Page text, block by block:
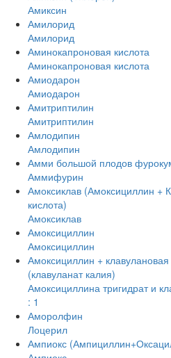
Амиксин
Амилорид
Амилорид
Аминокапроновая кислота
Аминокапроновая кислота
Амиодарон
Амиодарон
Амитриптилин
Амитриптилин
Амлодипин
Амлодипин
Амми большой плодов
Аммифурин
Амоксиклав (Амоксициллин +
кислота)
Амоксиклав
Амоксициллин
Амоксициллин
Амоксициллин + клавулановая
(клавуланат калия)
Амоксициллина тригидрат и
: 1
Аморолфин
Лоцерил
Ампиокс